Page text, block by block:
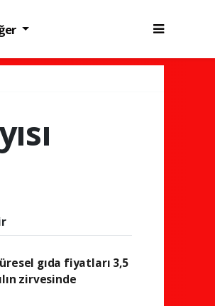
gıda fiyatları 3,5
zirvesinde